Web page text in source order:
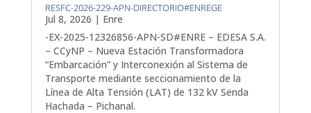
RESFC-2026-229-APN-DIRECTORIO#ENREGE
Jul 8, 2026 | Enre
-EX-2025-12326856-APN-SD#ENRE – EDESA S.A.
– CCyNP – Nueva Estación Transformadora
“Embarcación” y Interconexión al Sistema de
Transporte mediante seccionamiento de la
Línea de Alta Tensión (LAT) de 132 kV Senda
Hachada – Pichanal.